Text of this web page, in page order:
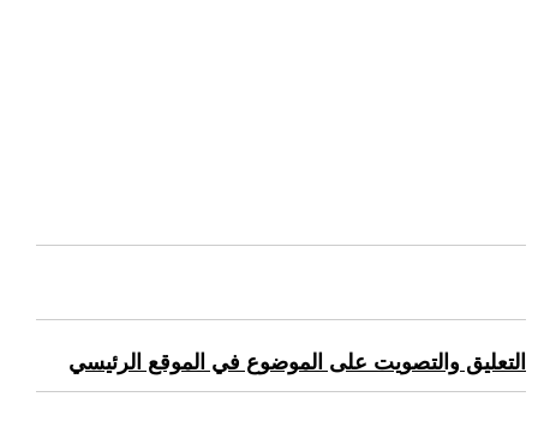
التعليق والتصويت على الموضوع في الموقع الرئيسي